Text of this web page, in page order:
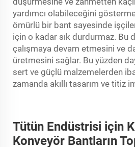
yardımcı olabileceğini
ömürlü bir bant sayesinde
için o kadar sık durdurmaz. Bu
çalışmaya devam etmesini ve
üretmesini sağlar. Bu yüzden
sert ve güçlü malzemelerden
zamanda akıllı tasarım ve titiz
Tütün Endüstrisi için
Konveyör Bantların